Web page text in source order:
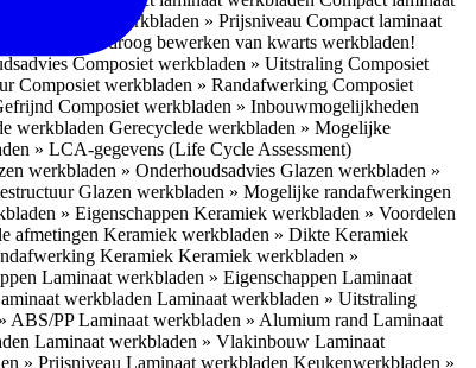
laminaat werkbladen » Prijsniveau Compact laminaat
je bij het droog bewerken van kwarts werkbladen!
Composiet werkbladen » Uitstraling Composiet
Composiet werkbladen » Randafwerking Composiet
Composiet werkbladen » Inbouwmogelijkheden
werkbladen Gerecyclede werkbladen » Mogelijke
» LCA-gegevens (Life Cycle Assessment)
werkbladen » Onderhoudsadvies Glazen werkbladen »
Glazen werkbladen » Mogelijke randafwerkingen
» Eigenschappen Keramiek werkbladen » Voordelen
afmetingen Keramiek werkbladen » Dikte Keramiek
Keramiek Keramiek werkbladen »
Laminaat werkbladen » Eigenschappen Laminaat
werkbladen Laminaat werkbladen » Uitstraling
ABS/PPLaminaat werkbladen » Alumium rand Laminaat
Laminaat werkbladen » Vlakinbouw Laminaat
» Prijsniveau Laminaat werkbladen Keukenwerkbladen »